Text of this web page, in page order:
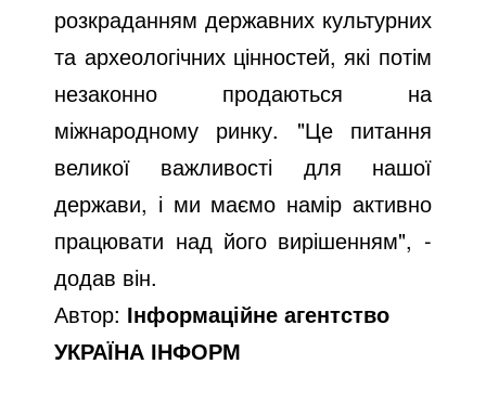
розкраданням державних культурних
та археологічних цінностей, які потім
незаконно продаються на
міжнародному ринку. "Це питання
великої важливості для нашої
держави, і ми маємо намір активно
працювати над його вирішенням", -
додав він.
Автор: Інформаційне агентство
УКРАЇНА ІНФОРМ